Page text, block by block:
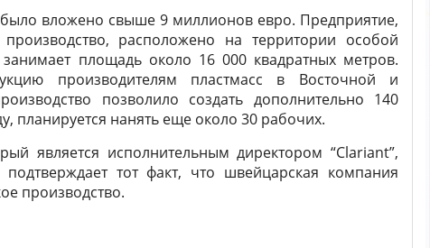
вложено свыше 9 миллионов евро. Предприятие,
расположено на территории особой
площадь около 16 000 квадратных метров.
производителям пластмасс в Восточной и
позволило создать дополнительно 140
планируется нанять еще около 30 рабочих.
является исполнительным директором “Clariant”,
подтверждает тот факт, что швейцарская компания
производство.